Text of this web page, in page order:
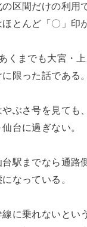
区間だけの利用
とんど「〇」印
くまでも大宮・
限った話である。
ぶさ号を見ても
台に過ぎない。
台駅までなら通路
なっている。
に乗れないとい